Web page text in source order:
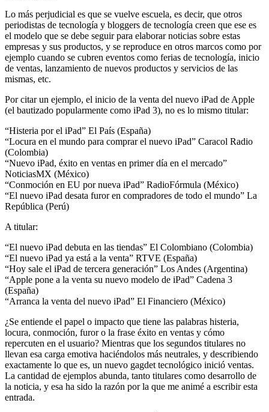
Lo más perjudicial es que se vuelve escuela, es decir, que otros
periodistas de tecnología y bloggers de tecnología creen que ese es
el modelo que se debe seguir para elaborar noticias sobre estas
empresas y sus productos, y se reproduce en otros marcos como por
ejemplo cuando se cubren eventos como ferias de tecnología, inicio
de ventas, lanzamiento de nuevos productos y servicios de las
mismas, etc.
Por citar un ejemplo, el inicio de la venta del nuevo iPad de Apple
(el bautizado popularmente como iPad 3), no es lo mismo titular:
“Histeria por el iPad” El País (España)
“Locura en el mundo para comprar el nuevo iPad” Caracol Radio
(Colombia)
“Nuevo iPad, éxito en ventas en primer día en el mercado”
NoticiasMX (México)
“Conmoción en EU por nueva iPad” RadioFórmula (México)
“El nuevo iPad desata furor en compradores de todo el mundo” La
República (Perú)
A titular:
“El nuevo iPad debuta en las tiendas” El Colombiano (Colombia)
“El nuevo iPad ya está a la venta” RTVE (España)
“Hoy sale el iPad de tercera generación” Los Andes (Argentina)
“Apple pone a la venta su nuevo modelo de iPad” Cadena 3
(España)
“Arranca la venta del nuevo iPad” El Financiero (México)
¿Se entiende el papel o impacto que tiene las palabras histeria,
locura, conmoción, furor o la frase éxito en ventas y cómo
repercuten en el usuario? Mientras que los segundos titulares no
llevan esa carga emotiva haciéndolos más neutrales, y describiendo
exactamente lo que es, un nuevo gagdet tecnológico inició ventas.
La cantidad de ejemplos abunda, tanto titulares como desarrollo de
la noticia, y esa ha sido la razón por la que me animé a escribir esta
entrada.